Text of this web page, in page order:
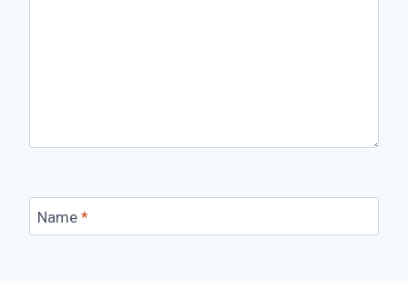
Name *